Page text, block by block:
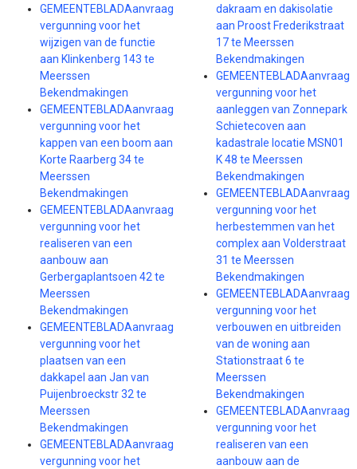
GEMEENTEBLADAanvraag
vergunning voor het
wijzigen van de functie
aan Klinkenberg 143 te
Meerssen
Bekendmakingen
GEMEENTEBLADAanvraag
vergunning voor het
kappen van een boom aan
Korte Raarberg 34 te
Meerssen
Bekendmakingen
GEMEENTEBLADAanvraag
vergunning voor het
realiseren van een
aanbouw aan
Gerbergaplantsoen 42 te
Meerssen
Bekendmakingen
GEMEENTEBLADAanvraag
vergunning voor het
plaatsen van een
dakkapel aan Jan van
Puijenbroeckstr 32 te
Meerssen
Bekendmakingen
GEMEENTEBLADAanvraag
vergunning voor het
dakraam en dakisolatie
aan Proost Frederikstraat
17 te Meerssen
Bekendmakingen
GEMEENTEBLADAanvraag
vergunning voor het
aanleggen van Zonnepark
Schietecoven aan
kadastrale locatie MSN01
K 48 te Meerssen
Bekendmakingen
GEMEENTEBLADAanvraag
vergunning voor het
herbestemmen van het
complex aan Volderstraat
31 te Meerssen
Bekendmakingen
GEMEENTEBLADAanvraag
vergunning voor het
verbouwen en uitbreiden
van de woning aan
Stationstraat 6 te
Meerssen
Bekendmakingen
GEMEENTEBLADAanvraag
vergunning voor het
realiseren van een
aanbouw aan de